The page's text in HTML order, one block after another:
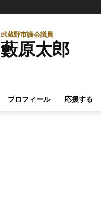
武蔵野市議会議員
藪原太郎
プロフィール 応援する